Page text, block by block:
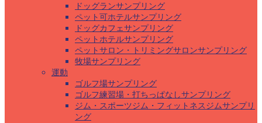
ドッグランサンプリング
ペット可ホテルサンプリング
ドッグカフェサンプリング
ペットホテルサンプリング
ペットサロン・トリミングサロンサンプリング
牧場サンプリング
運動
ゴルフ場サンプリング
ゴルフ練習場・打ちっぱなしサンプリング
ジム・スポーツジム・フィットネスジムサンプリ
ング